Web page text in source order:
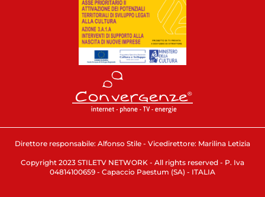
Direttore responsabile: Alfonso Stile - Vicedirettore: Marilina Letizia
Copyright 2023 STILETV NETWORK - All rights reserved - P. Iva
04814100659 - Capaccio Paestum (SA) - ITALIA